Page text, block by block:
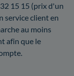
15 15 (prix d'un
service client en
au moins
afin que le